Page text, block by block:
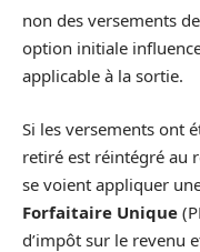
non des versements
option initiale
applicable à la sortie.
Si les versements ont
retiré est réintégré au
se voient appliquer
Forfaitaire Unique
d’impôt sur le revenu